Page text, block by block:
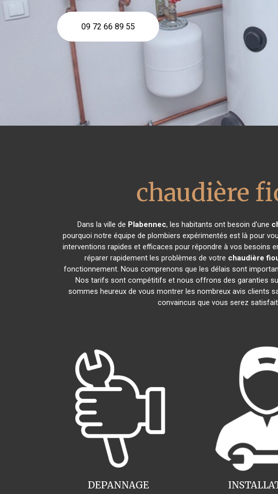
09 72 66 89 55
chaudière
Dans la ville de Plabennec, les habitants ont besoin d'une
pourquoi notre équipe de plombiers expérimentés est là pour
interventions rapides et efficaces pour répondre à vos besoins
réparer rapidement les problèmes de votre chaudière
fonctionnement. Nous comprenons que les délais sont
Nos tarifs sont compétitifs et nous offrons des garanties
sommes heureux de vous montrer les nombreux avis clients
convaincus que vous serez
DEPANNAGE